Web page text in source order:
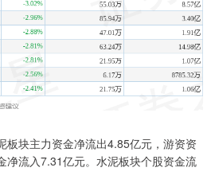
板块主力资金净流出4.85亿元，游资资
净流入7.31亿元。水泥板块个股资金流